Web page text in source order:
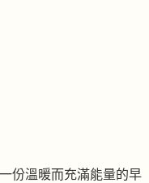
份溫暖而充滿能量的早